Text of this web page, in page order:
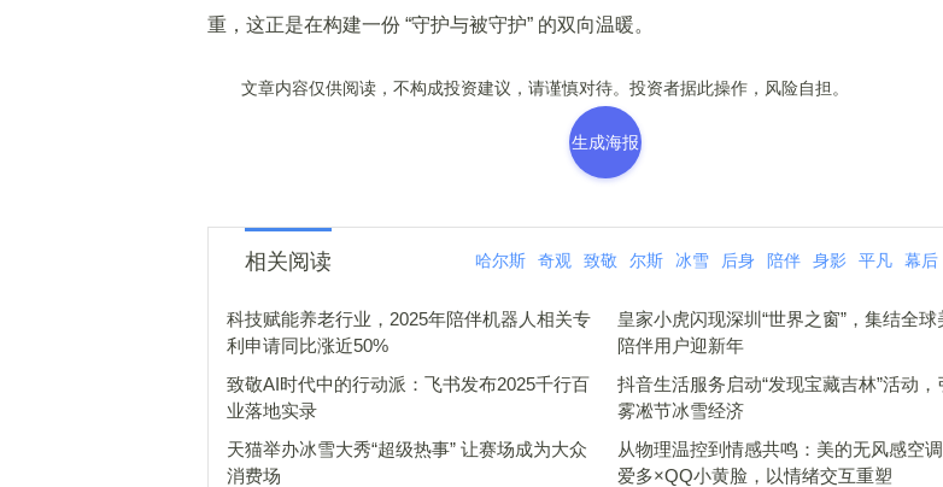
重，这正是在构建一份 “守护与被守护” 的双向温暖。
文章内容仅供阅读，不构成投资建议，请谨慎对待。投资者据此操作，风险自担。
生成海报
相关阅读 哈尔斯 奇观 致敬 尔斯 冰雪 后身 陪伴 身影 平凡 幕后
科技赋能养老行业，2025年陪伴机器人相关专
利申请同比涨近50%
皇家小虎闪现深圳“世界之窗”，集结全球
陪伴用户迎新年
致敬AI时代中的行动派：飞书发布2025千行百
业落地实录
抖音生活服务启动“发现宝藏吉林”活动，
雾凇节冰雪经济
天猫举办冰雪大秀“超级热事” 让赛场成为大众
消费场
从物理温控到情感共鸣：美的无风感空
爱多×QQ小黄脸，以情绪交互重塑